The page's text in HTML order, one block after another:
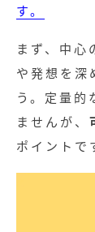
す。
まず、中心
や発想を深
う。定量的
ませんが、
ポイントで